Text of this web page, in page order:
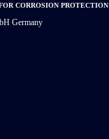
CORROSION PROTECTION
Germany